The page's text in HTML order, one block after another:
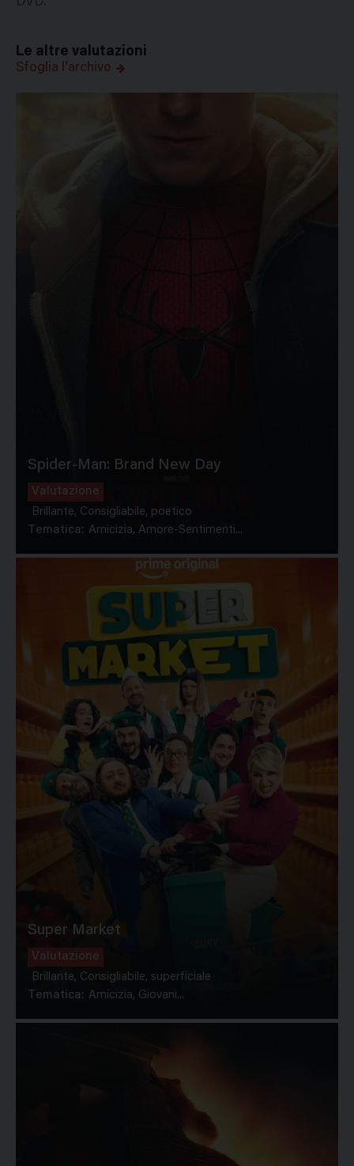
DVD.
Le altre valutazioni
Sfoglia l'archivo
Spider-Man: Brand New Day
Valutazione
Brillante, Consigliabile, poetico
Tematica: Amicizia, Amore-Sentimenti...
Super Market
Valutazione
Brillante, Consigliabile, superficiale
Tematica: Amicizia, Giovani...